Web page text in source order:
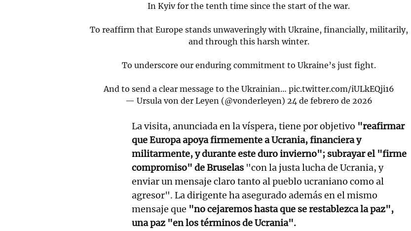
In Kyiv for the tenth time since the start of the war.
To reaffirm that Europe stands unwaveringly with Ukraine, financially, militarily,
and through this harsh winter.
To underscore our enduring commitment to Ukraine’s just fight.
And to send a clear message to the Ukrainian… pic.twitter.com/iULkEQji16
— Ursula von der Leyen (@vonderleyen) 24 de febrero de 2026
La visita, anunciada en la víspera, tiene por objetivo "reafirmar
que Europa apoya firmemente a Ucrania, financiera y
militarmente, y durante este duro invierno"; subrayar el "firme
compromiso" de Bruselas "con la justa lucha de Ucrania, y
enviar un mensaje claro tanto al pueblo ucraniano como al
agresor". La dirigente ha asegurado además en el mismo
mensaje que "no cejaremos hasta que se restablezca la paz",
una paz "en los términos de Ucrania".